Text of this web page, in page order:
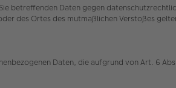
betreffenden Daten gegen
des Ortes des mutmaßlichen Verstoßes
Daten, die aufgrund von Art. 6